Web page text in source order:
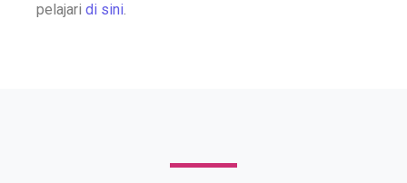
pelajari di sini.